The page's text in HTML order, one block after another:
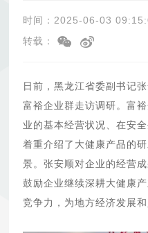
时间：2025-06-03
转载：
日前，黑龙江省委副书记
富裕企业群走访调研。富
业的基本经营状况、在安
着重介绍了大健康产品的
景。张安顺对企业的经营
鼓励企业继续深耕大健康
竞争力，为地方经济发展